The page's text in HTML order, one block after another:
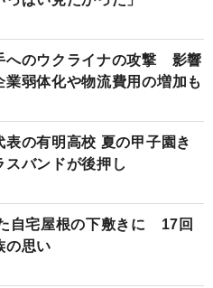
へのウクライナの攻撃 影響
弱体化や物流費用の増加も
表の有明高校 夏の甲子園き
バンドが後押し
自宅屋根の下敷きに 17回
の思い